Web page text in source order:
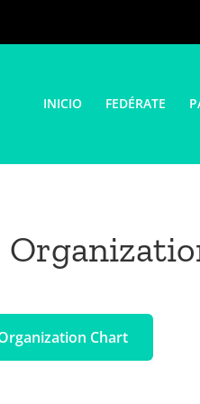
INICIO FEDÉRATE
Chart